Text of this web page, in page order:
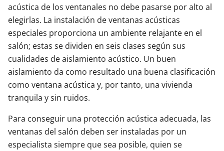
acústica de los ventanales no debe pasarse por alto al
elegirlas. La instalación de ventanas acústicas
especiales proporciona un ambiente relajante en el
salón; estas se dividen en seis clases según sus
cualidades de aislamiento acústico. Un buen
aislamiento da como resultado una buena clasificación
como ventana acústica y, por tanto, una vivienda
tranquila y sin ruidos.
Para conseguir una protección acústica adecuada, las
ventanas del salón deben ser instaladas por un
especialista siempre que sea posible, quien se